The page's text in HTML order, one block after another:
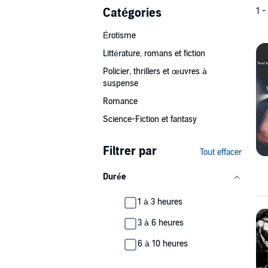
Catégories
Érotisme
Littérature, romans et fiction
Policier, thrillers et œuvres à
suspense
Romance
Science-Fiction et fantasy
Filtrer par Tout effacer
Durée
1 à 3 heures
3 à 6 heures
6 à 10 heures
1 -